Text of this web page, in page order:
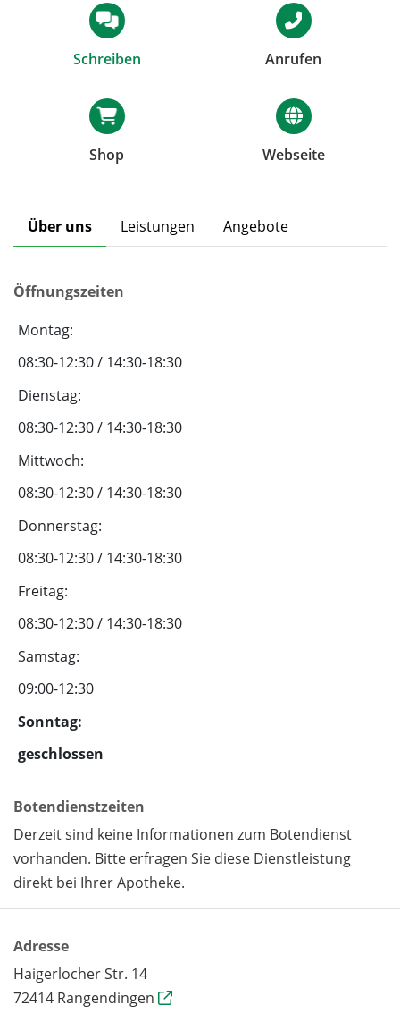
Schreiben Anrufen
Shop Webseite
Über uns Leistungen Angebote
Öffnungszeiten
Montag:
08:30-12:30 / 14:30-18:30
Dienstag:
08:30-12:30 / 14:30-18:30
Mittwoch:
08:30-12:30 / 14:30-18:30
Donnerstag:
08:30-12:30 / 14:30-18:30
Freitag:
08:30-12:30 / 14:30-18:30
Samstag:
09:00-12:30
Sonntag:
geschlossen
Botendienstzeiten
Derzeit sind keine Informationen zum Botendienst
vorhanden. Bitte erfragen Sie diese Dienstleistung
direkt bei Ihrer Apotheke.
Adresse
Haigerlocher Str. 14
72414 Rangendingen